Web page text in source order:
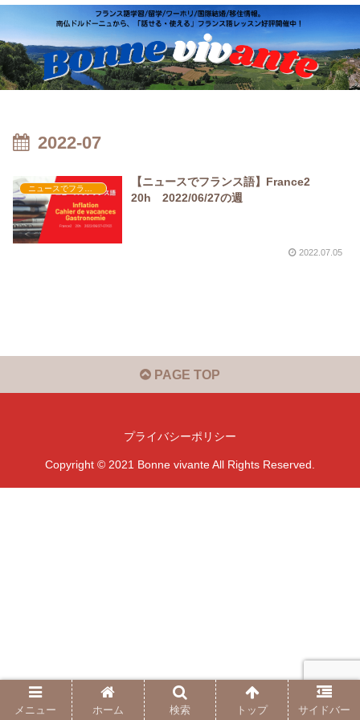
2022-07
【ニュースでフランス語】France2
20h 2022/06/27の週
2022.07.05
PAGE TOP
プライバシーポリシー
Copyright © 2021 Bonne vivante All Rights Reserved.
メニュー ホーム 検索 トップ サイドバー